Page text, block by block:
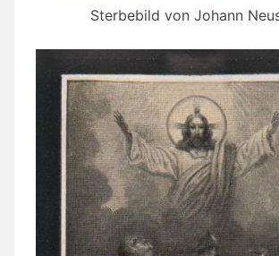
Sterbebild von Johann